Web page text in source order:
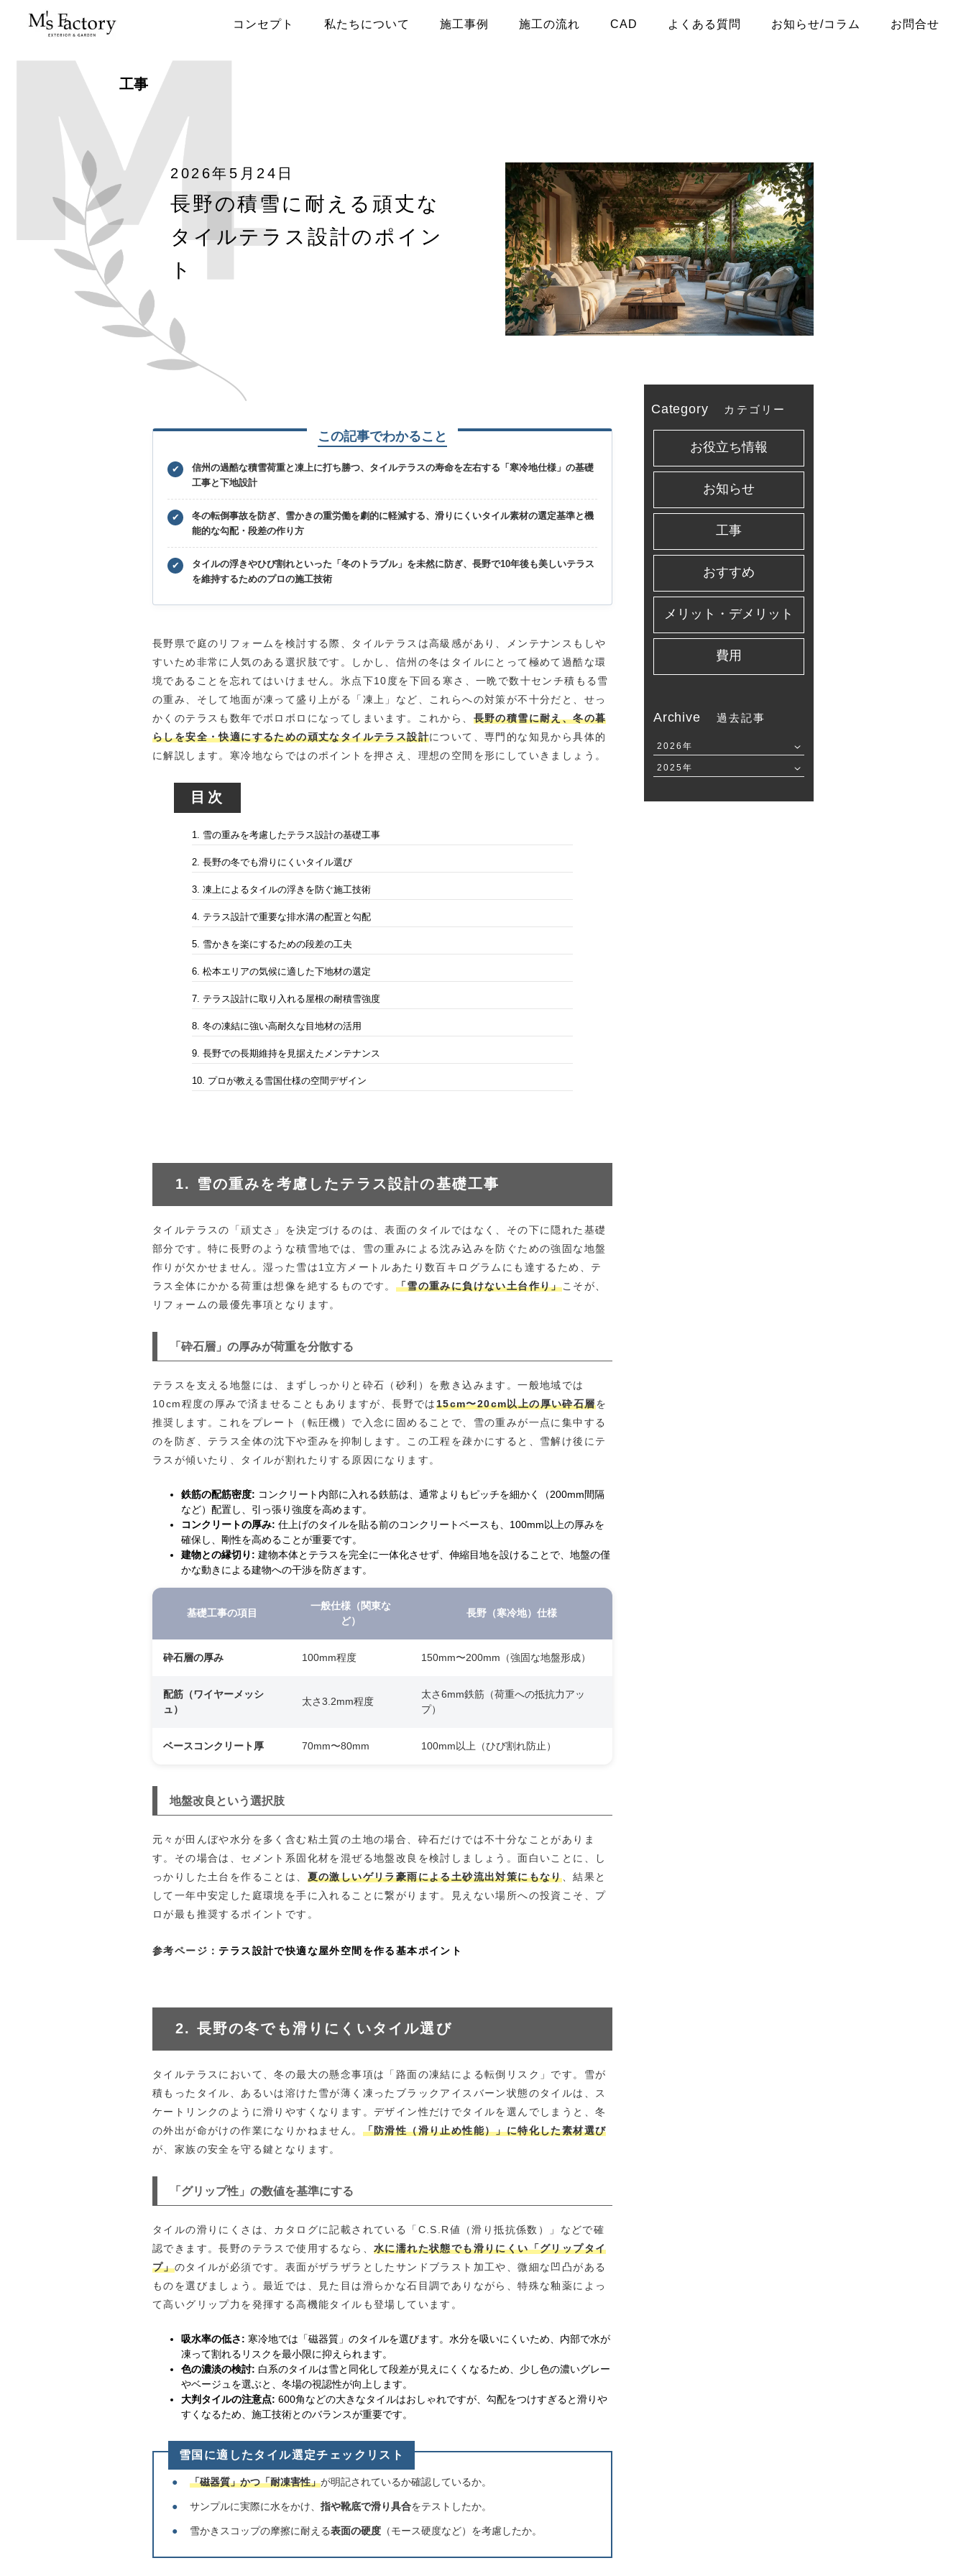
コンセプト 私たちについて 施工事例 施工の流れ CAD よくある質問 お知らせ/コラム お問合せ
工事
2026年5月24日
長野の積雪に耐える頑丈な
タイルテラス設計のポイン
ト
この記事でわかること
✔ 信州の過酷な積雪荷重と凍上に打ち勝つ、タイルテラスの寿命を左右する「寒冷地仕様」の基礎
工事と下地設計
✔ 冬の転倒事故を防ぎ、雪かきの重労働を劇的に軽減する、滑りにくいタイル素材の選定基準と機
能的な勾配・段差の作り方
✔ タイルの浮きやひび割れといった「冬のトラブル」を未然に防ぎ、長野で10年後も美しいテラス
を維持するためのプロの施工技術
長野県で庭のリフォームを検討する際、タイルテラスは高級感があり、メンテナンスもしや
すいため非常に人気のある選択肢です。しかし、信州の冬はタイルにとって極めて過酷な環
境であることを忘れてはいけません。氷点下10度を下回る寒さ、一晩で数十センチ積もる雪
の重み、そして地面が凍って盛り上がる「凍上」など、これらへの対策が不十分だと、せっ
かくのテラスも数年でボロボロになってしまいます。これから、 長野の積雪に耐え、冬の暮
らしを安全・快適にするための頑丈なタイルテラス設計について、専門的な知見から具体的
に解説します。寒冷地ならではのポイントを押さえ、理想の空間を形にしていきましょう。
目次
1. 雪の重みを考慮したテラス設計の基礎工事
2. 長野の冬でも滑りにくいタイル選び
3. 凍上によるタイルの浮きを防ぐ施工技術
4. テラス設計で重要な排水溝の配置と勾配
5. 雪かきを楽にするための段差の工夫
6. 松本エリアの気候に適した下地材の選定
7. テラス設計に取り入れる屋根の耐積雪強度
8. 冬の凍結に強い高耐久な目地材の活用
9. 長野での長期維持を見据えたメンテナンス
10. プロが教える雪国仕様の空間デザイン
1. 雪の重みを考慮したテラス設計の基礎工事
タイルテラスの「頑丈さ」を決定づけるのは、表面のタイルではなく、その下に隠れた基礎
部分です。特に長野のような積雪地では、雪の重みによる沈み込みを防ぐための強固な地盤
作りが欠かせません。湿った雪は1立方メートルあたり数百キログラムにも達するため、テ
ラス全体にかかる荷重は想像を絶するものです。 「雪の重みに負けない土台作り」こそが、
リフォームの最優先事項となります。
「砕石層」の厚みが荷重を分散する
テラスを支える地盤には、まずしっかりと砕石（砂利）を敷き込みます。一般地域では
10cm程度の厚みで済ませることもありますが、長野では15cm〜20cm以上の厚い砕石層を
推奨します。これをプレート（転圧機）で入念に固めることで、雪の重みが一点に集中する
のを防ぎ、テラス全体の沈下や歪みを抑制します。この工程を疎かにすると、雪解け後にテ
ラスが傾いたり、タイルが割れたりする原因になります。
鉄筋の配筋密度: コンクリート内部に入れる鉄筋は、通常よりもピッチを細かく（200mm間隔
など）配置し、引っ張り強度を高めます。
コンクリートの厚み: 仕上げのタイルを貼る前のコンクリートベースも、100mm以上の厚みを
確保し、剛性を高めることが重要です。
建物との縁切り: 建物本体とテラスを完全に一体化させず、伸縮目地を設けることで、地盤の僅
かな動きによる建物への干渉を防ぎます。
基礎工事の項目
一般仕様（関東な
ど）
長野（寒冷地）仕様
砕石層の厚み 100mm程度 150mm〜200mm（強固な地盤形成）
配筋（ワイヤーメッシ
ュ）
太さ3.2mm程度
太さ6mm鉄筋（荷重への抵抗力アッ
プ）
ベースコンクリート厚 70mm〜80mm 100mm以上（ひび割れ防止）
地盤改良という選択肢
元々が田んぼや水分を多く含む粘土質の土地の場合、砕石だけでは不十分なことがありま
す。その場合は、セメント系固化材を混ぜる地盤改良を検討しましょう。面白いことに、し
っかりした土台を作ることは、 夏の激しいゲリラ豪雨による土砂流出対策にもなり、結果と
して一年中安定した庭環境を手に入れることに繋がります。見えない場所への投資こそ、プ
ロが最も推奨するポイントです。
参考ページ： テラス設計で快適な屋外空間を作る基本ポイント
2. 長野の冬でも滑りにくいタイル選び
タイルテラスにおいて、冬の最大の懸念事項は「路面の凍結による転倒リスク」です。雪が
積もったタイル、あるいは溶けた雪が薄く凍ったブラックアイスバーン状態のタイルは、ス
ケートリンクのように滑りやすくなります。デザイン性だけでタイルを選んでしまうと、冬
の外出が命がけの作業になりかねません。 「防滑性（滑り止め性能）」に特化した素材選び
が、家族の安全を守る鍵となります。
「グリップ性」の数値を基準にする
タイルの滑りにくさは、カタログに記載されている「C.S.R値（滑り抵抗係数）」などで確
認できます。長野のテラスで使用するなら、 水に濡れた状態でも滑りにくい「グリップタイ
プ」のタイルが必須です。表面がザラザラとしたサンドブラスト加工や、微細な凹凸がある
ものを選びましょう。最近では、見た目は滑らかな石目調でありながら、特殊な釉薬によっ
て高いグリップ力を発揮する高機能タイルも登場しています。
吸水率の低さ: 寒冷地では「磁器質」のタイルを選びます。水分を吸いにくいため、内部で水が
凍って割れるリスクを最小限に抑えられます。
色の濃淡の検討: 白系のタイルは雪と同化して段差が見えにくくなるため、少し色の濃いグレー
やベージュを選ぶと、冬場の視認性が向上します。
大判タイルの注意点: 600角などの大きなタイルはおしゃれですが、勾配をつけすぎると滑りや
すくなるため、施工技術とのバランスが重要です。
雪国に適したタイル選定チェックリスト
● 「磁器質」かつ「耐凍害性」が明記されているか確認しているか。
● サンプルに実際に水をかけ、 指や靴底で滑り具合をテストしたか。
● 雪かきスコップの摩擦に耐える表面の硬度 （モース硬度など）を考慮したか。
Category カテゴリー
お役立ち情報
お知らせ
工事
おすすめ
メリット・デメリット
費用
Archive 過去記事
2026年
2025年